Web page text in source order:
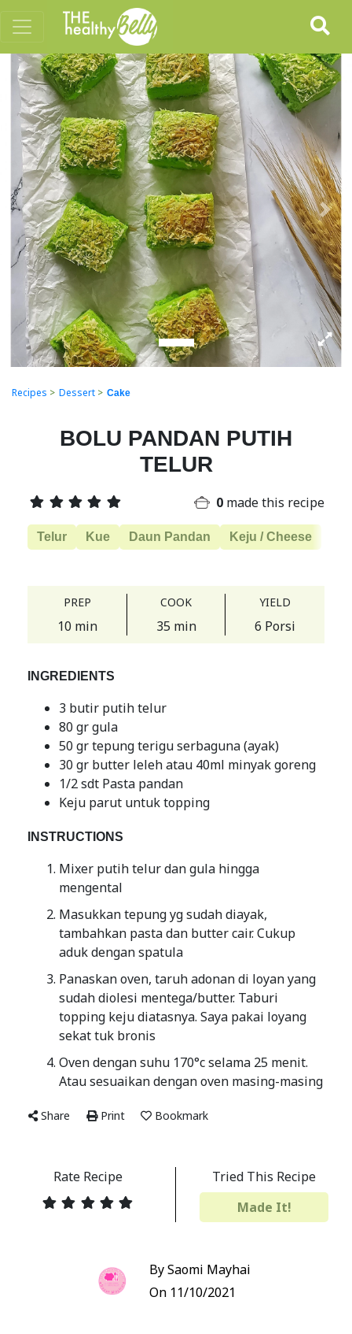
Previous Next
Recipes > Dessert > Cake
BOLU PANDAN PUTIH
TELUR
0 made this recipe
Telur Kue Daun Pandan Keju / Cheese
PREP
10 min
COOK
35 min
YIELD
6 Porsi
INGREDIENTS
3 butir putih telur
80 gr gula
50 gr tepung terigu serbaguna (ayak)
30 gr butter leleh atau 40ml minyak goreng
1/2 sdt Pasta pandan
Keju parut untuk topping
INSTRUCTIONS
Mixer putih telur dan gula hingga
mengental
Masukkan tepung yg sudah diayak,
tambahkan pasta dan butter cair. Cukup
aduk dengan spatula
Panaskan oven, taruh adonan di loyan yang
sudah diolesi mentega/butter. Taburi
topping keju diatasnya. Saya pakai loyang
sekat tuk bronis
Oven dengan suhu 170°c selama 25 menit.
Atau sesuaikan dengan oven masing-masing
Share Print Bookmark
Rate Recipe
Tried This Recipe
Made It!
By Saomi Mayhai
On 11/10/2021